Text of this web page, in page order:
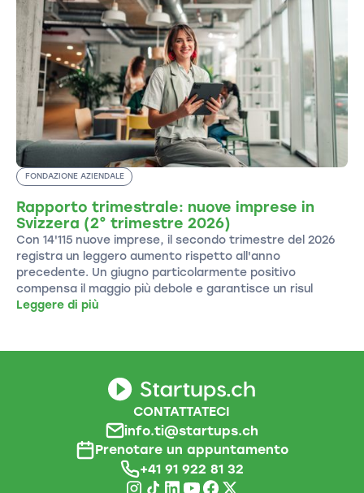
FONDAZIONE AZIENDALE
Rapporto trimestrale: nuove imprese in
Svizzera (2° trimestre 2026)
Con 14'115 nuove imprese, il secondo trimestre del 2026
registra un leggero aumento rispetto all'anno
precedente. Un giugno particolarmente positivo
compensa il maggio più debole e garantisce un risul
Leggere di più
CONTATTATECI
info.ti@startups.ch
Prenotare un appuntamento
+41 91 922 81 32